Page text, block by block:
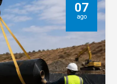
07
ago